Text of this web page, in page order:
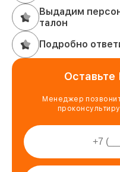
Выдадим
талон
Подробно
Менеджер